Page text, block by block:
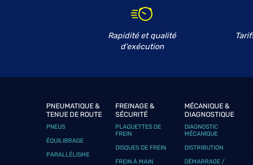
Rapidité et qualité
d'exécution
PNEUMATIQUE &
TENUE DE ROUTE
PNEUS
ÉQUILIBRAGE
PARALLÉLISME
FREINAGE &
SÉCURITÉ
PLAQUETTES DE
FREIN
DISQUES DE FREIN
FREIN À MAIN
MÉCANIQUE &
DIAGNOSTIQUE
DIAGNOSTIC
MÉCANIQUE
DISTRIBUTION
DÉMARRAGE /